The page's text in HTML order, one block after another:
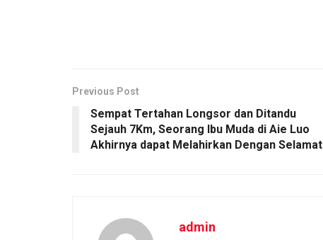
Previous Post
Sempat Tertahan Longsor dan Ditandu
Sejauh 7Km, Seorang Ibu Muda di Aie Luo
Akhirnya dapat Melahirkan Dengan Selamat
admin